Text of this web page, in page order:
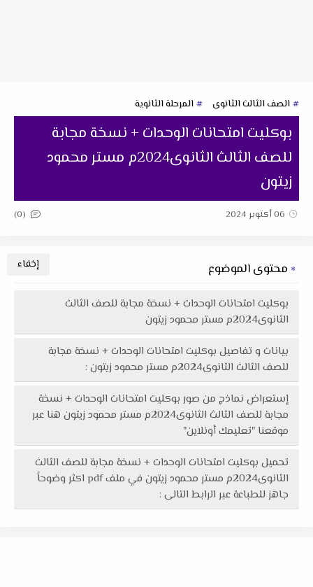
الصف الثالث الثانوى المرحلة الثانوية
بوكليت امتحانات الوحدات + نسخة مجابة
للصف الثالث الثانوى2024م مستر محمود
زيتون
06 أكتوبر 2024 (0)
محتوى الموضوع
بوكليت امتحانات الوحدات + نسخة مجابة للصف الثالث
الثانوى2024م مستر محمود زيتون
بيانات و تفاصيل بوكليت امتحانات الوحدات + نسخة مجابة
للصف الثالث الثانوى2024م مستر محمود زيتون :
إستعراض نماذج من صور بوكليت امتحانات الوحدات + نسخة
مجابة للصف الثالث الثانوى2024م مستر محمود زيتون هنا عبر
موقعنا "تعليمك أونلاين"
تحميل بوكليت امتحانات الوحدات + نسخة مجابة للصف الثالث
الثانوى2024م مستر محمود زيتون في ملف pdf اكثر وضوحاً
جاهز للطباعة عبر الرابط التالى :